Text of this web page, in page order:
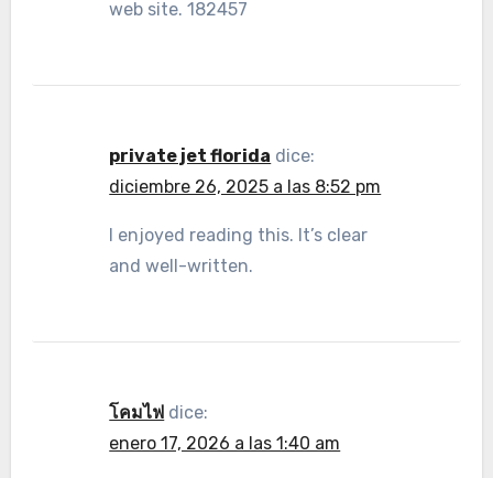
web site. 182457
private jet florida dice:
diciembre 26, 2025 a las 8:52 pm
I enjoyed reading this. It’s clear
and well-written.
โคมไฟ dice:
enero 17, 2026 a las 1:40 am